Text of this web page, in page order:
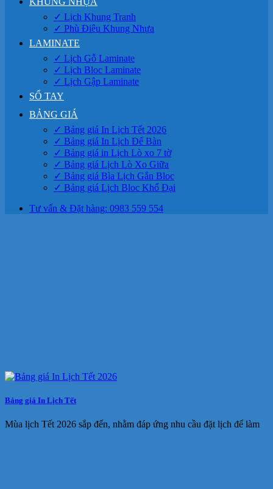
✓ Lịch Khung Tranh
✓ Phù Điêu Khung Nhựa
LAMINATE
✓ Lịch Gỗ Laminate
✓ Lịch Bloc Laminate
✓ Lịch Gập Laminate
SỔ TAY
BẢNG GIÁ
✓ Bảng giá In Lịch Tết 2026
✓ Bảng giá In Lịch Để Bàn
✓ Bảng giá in Lịch Lò xo 7 tờ
✓ Bảng giá Lịch Lò Xo Giữa
✓ Bảng giá Bìa Lịch Gắn Bloc
✓ Bảng giá Lịch Bloc Khổ Đại
Tư vấn & Đặt hàng: 0983 559 554
Bảng giá In Lịch Tết
Mùa lịch Tết 2026 sắp đến, nhằm đáp ứng nhu cầu đặt lịch để làm